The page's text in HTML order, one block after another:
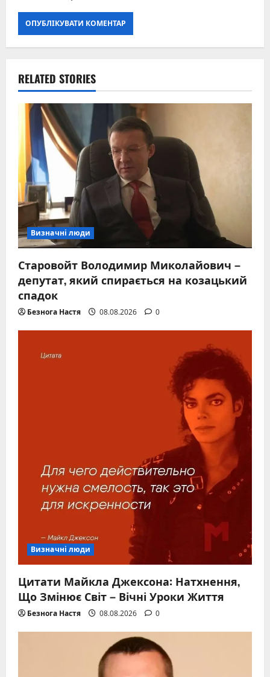
RELATED STORIES
Визначні люди
Старовойт Володимир Миколайович –
депутат, який спирається на козацький
спадок
Безнога Настя 08.08.2026 0
Визначні люди
Цитати Майкла Джексона: Натхнення,
Що Змінює Світ – Вічні Уроки Життя
Безнога Настя 08.08.2026 0